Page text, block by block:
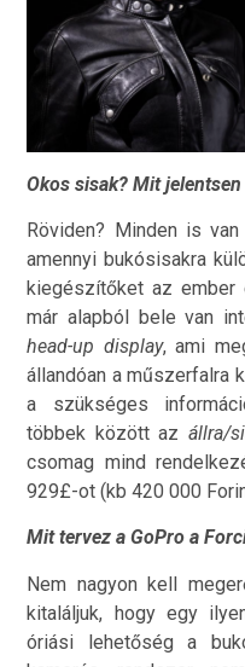
Okos sisak? Mit jelentsen
Röviden? Minden is
amennyi bukósisakra
kiegészítőket az ember
már alapból bele van
head-up display, ami
állandóan a műszerfalra
a szükséges
többek között az állra/
csomag mind
929£-ot (kb 420 000
Mit tervez a GoPro a
Nem nagyon kell
kitaláljuk, hogy egy
óriási lehetőség a